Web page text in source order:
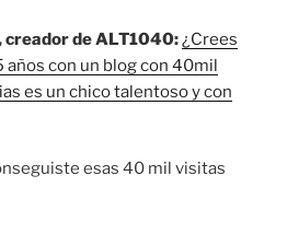
creador de ALT1040:¿Crees
años con un blog con 40mil
es un chico talentoso y con
esas 40 mil visitas